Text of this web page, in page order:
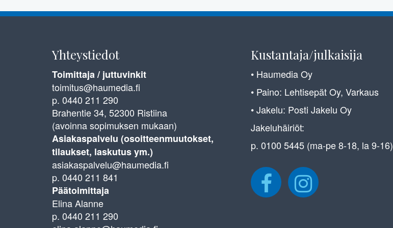
Yhteystiedot
Toimittaja / juttuvinkit
toimitus@haumedia.fi
p. 0440 211 290
Brahentie 34, 52300 Ristiina
(avoinna sopimuksen mukaan)
Asiakaspalvelu (osoitteenmuutokset,
tilaukset, laskutus ym.)
asiakaspalvelu@haumedia.fi
p. 0440 211 841
Päätoimittaja
Elina Alanne
p. 0440 211 290
Kustantaja/julkaisija
• Haumedia Oy
• Paino: Lehtisepät Oy, Varkaus
• Jakelu: Posti Jakelu Oy
Jakeluhäiriöt:
p. 0100 5445 (ma-pe 8-18, la 9-16)